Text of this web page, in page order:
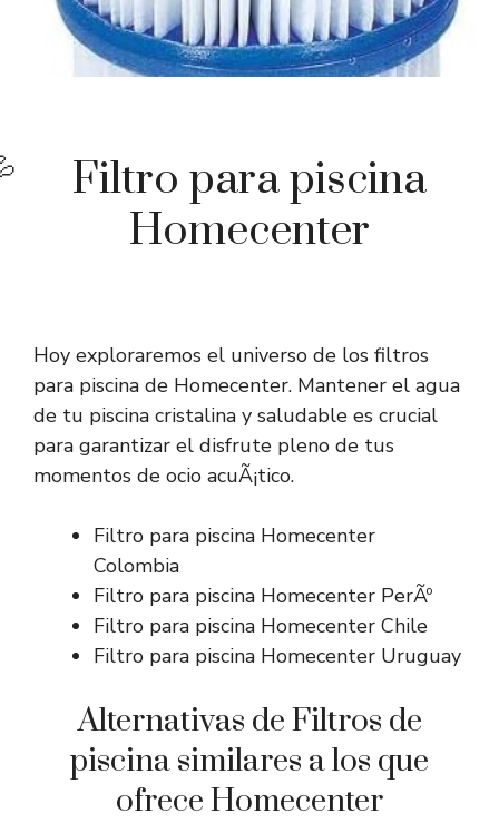
Filtro para piscina
Homecenter
Hoy exploraremos el universo de los filtros
para piscina de Homecenter. Mantener el agua
de tu piscina cristalina y saludable es crucial
para garantizar el disfrute pleno de tus
momentos de ocio acuÃ¡tico.
Filtro para piscina Homecenter
Colombia
Filtro para piscina Homecenter PerÃº
Filtro para piscina Homecenter Chile
Filtro para piscina Homecenter Uruguay
Alternativas de Filtros de
piscina similares a los que
ofrece Homecenter